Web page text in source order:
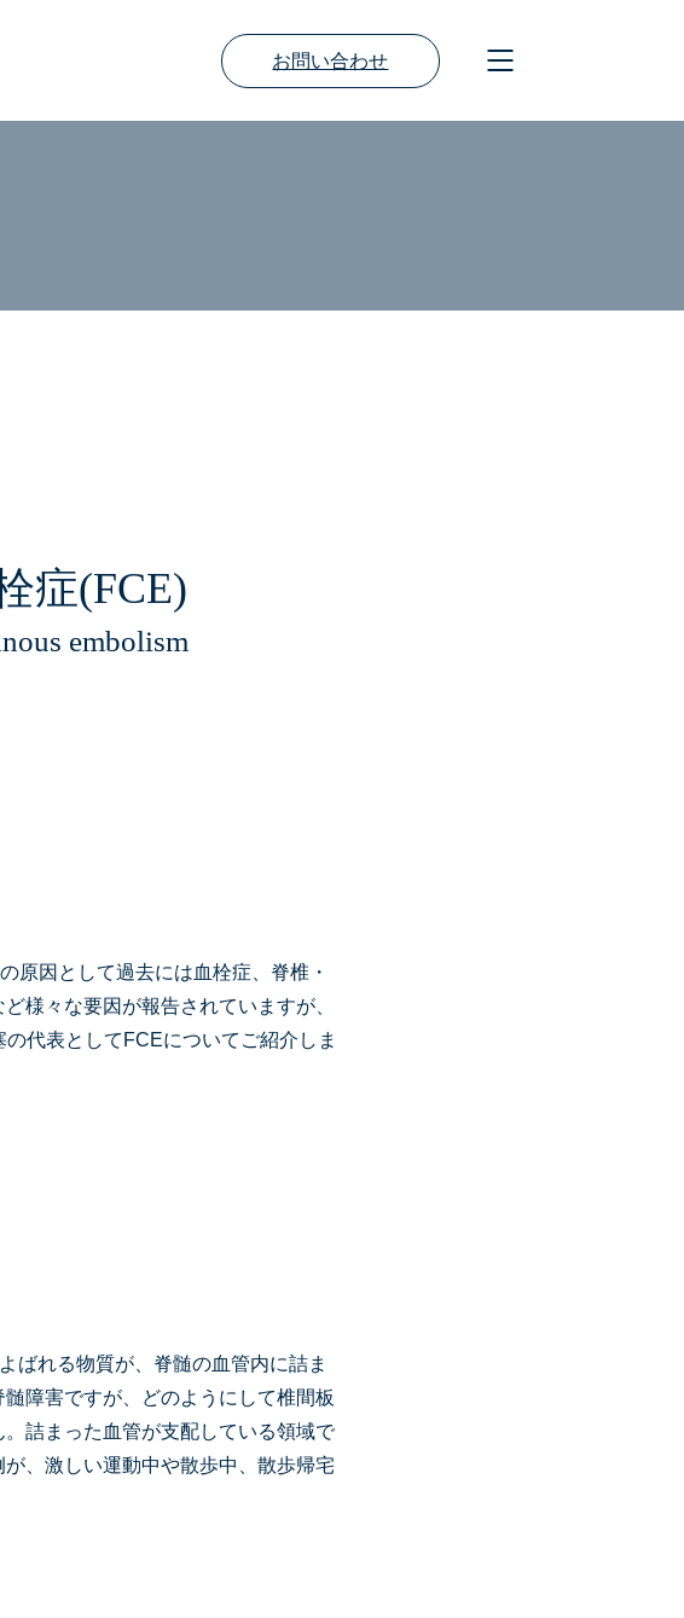
お問い合わせ
症(FCE)
embolism
原因として過去には血栓症、脊椎・
様々な要因が報告されていますが、
代表としてFCEについてご紹介しま
ばれる物質が、脊髄の血管内に詰ま
障害ですが、どのようにして椎間板
詰まった血管が支配している領域で
、激しい運動中や散歩中、散歩帰宅